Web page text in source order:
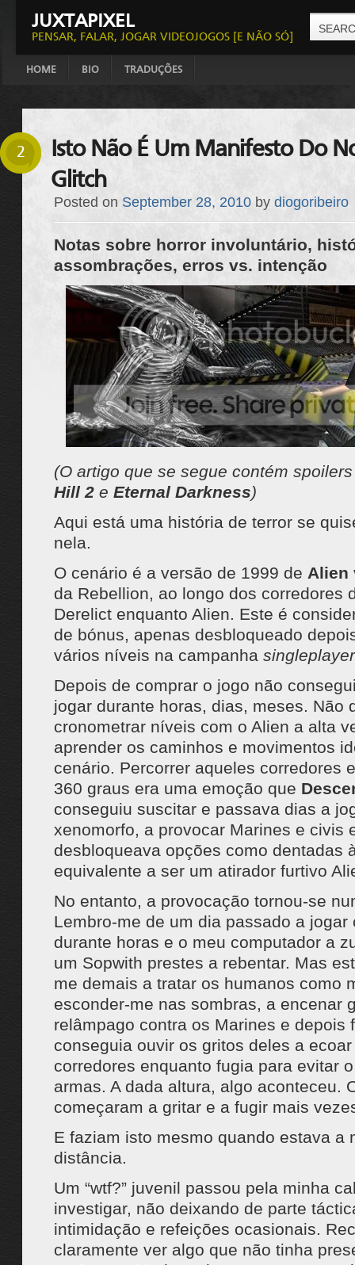
JUXTAPIXEL
PENSAR, FALAR, JOGAR VIDEOJOGOS [E NÃO SÓ]
HOME BIO TRADUÇÕES
2
Isto Não É Um Manifesto Do
Glitch
Posted on September 28, 2010 by diogoribeiro
Notas sobre horror involuntário,
assombrações, erros vs. intenção
(O artigo que se segue contém
Hill 2e Eternal Darkness)
Aqui está uma história de terror se
nela.
O cenário é a versão de 1999 de Alien
da Rebellion, ao longo dos corredores
Derelict enquanto Alien. Este é
de bónus, apenas desbloqueado
vários níveis na campanha singleplayer
Depois de comprar o jogo não
jogar durante horas, dias, meses. Não
cronometrar níveis com o Alien a alta
aprender os caminhos e movimentos
cenário. Percorrer aqueles corredores
360 graus era uma emoção que
conseguiu suscitar e passava dias a
xenomorfo, a provocar Marines e civis
desbloqueava opções como dentadas
equivalente a ser um atirador furtivo
No entanto, a provocação tornou-se
Lembro-me de um dia passado a jogar
durante horas e o meu computador a
um Sopwith prestes a rebentar. Mas
me demais a tratar os humanos como
esconder-me nas sombras, a encenar
relâmpago contra os Marines e depois
conseguia ouvir os gritos deles a
corredores enquanto fugia para evitar
armas. A dada altura, algo aconteceu.
começaram a gritar e a fugir mais
E faziam isto mesmo quando estava a
distância.
Um “wtf?” juvenil passou pela minha
investigar, não deixando de parte
intimidação e refeições ocasionais.
claramente ver algo que não tinha